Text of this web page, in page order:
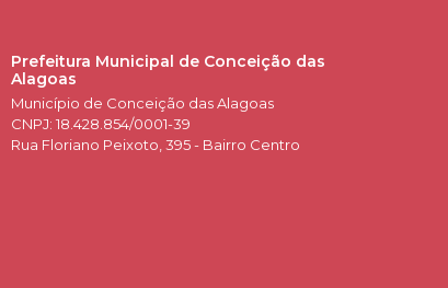
Prefeitura Municipal de Conceição das
Alagoas
Município de Conceição das Alagoas
CNPJ: 18.428.854/0001-39
Rua Floriano Peixoto, 395 - Bairro Centro